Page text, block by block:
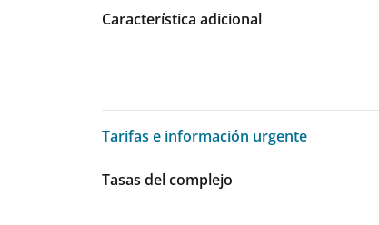
Característica adicional
Tarifas e información urgente
Tarifas e información urgente
Tasas del complejo